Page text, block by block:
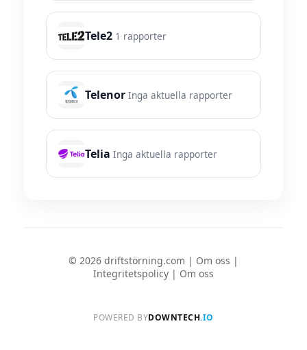
Tele2 1 rapporter
Telenor Inga aktuella rapporter
Telia Inga aktuella rapporter
© 2026 driftstörning.com | Om oss |
Integritetspolicy | Om oss
POWERED BYDOWNTECH.IO